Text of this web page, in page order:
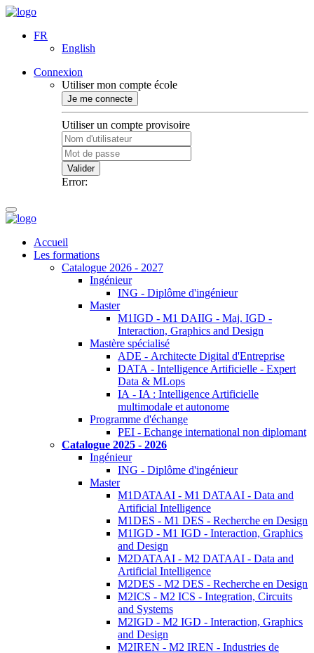
FR
English
Connexion
Utiliser mon compte école
Je me connecte
Utiliser un compte provisoire
Valider
Error:
Accueil
Les formations
Catalogue 2026 - 2027
Ingénieur
ING - Diplôme d'ingénieur
Master
M1IGD - M1 DAIIG - Maj. IGD -
Interaction, Graphics and Design
Mastère spécialisé
ADE - Architecte Digital d'Entreprise
DATA - Intelligence Artificielle - Expert
Data & MLops
IA - IA : Intelligence Artificielle
multimodale et autonome
Programme d'échange
PEI - Echange international non diplomant
Catalogue 2025 - 2026
Ingénieur
ING - Diplôme d'ingénieur
Master
M1DATAAI - M1 DATAAI - Data and
Artificial Intelligence
M1DES - M1 DES - Recherche en Design
M1IGD - M1 IGD - Interaction, Graphics
and Design
M2DATAAI - M2 DATAAI - Data and
Artificial Intelligence
M2DES - M2 DES - Recherche en Design
M2ICS - M2 ICS - Integration, Circuits
and Systems
M2IGD - M2 IGD - Interaction, Graphics
and Design
M2IREN - M2 IREN - Industries de